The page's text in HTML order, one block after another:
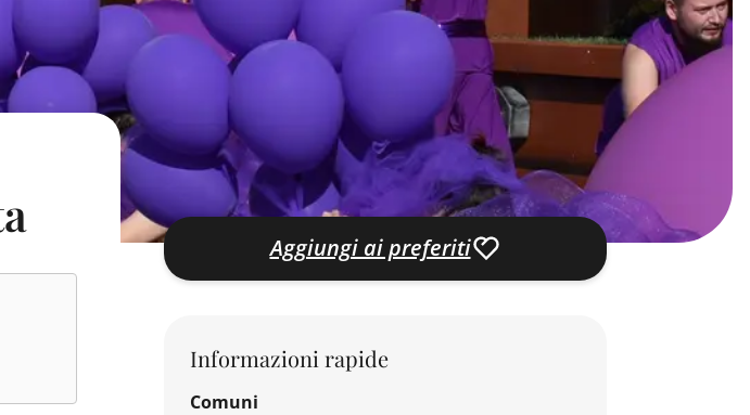
Aggiungi ai preferiti
Informazioni rapide
Comuni